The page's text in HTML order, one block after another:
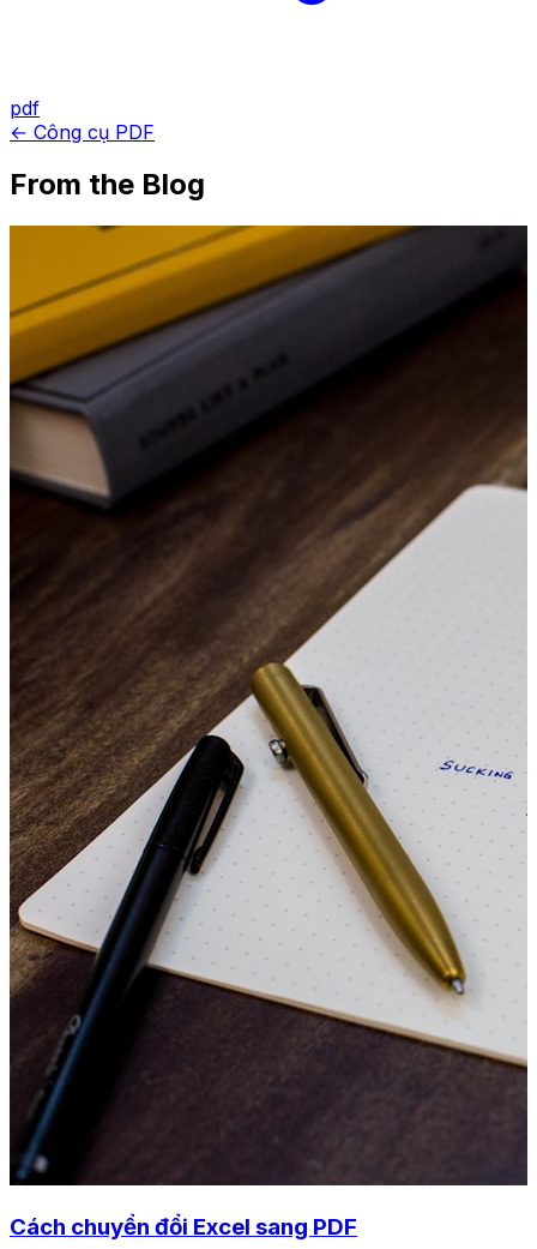
pdf
← Công cụ PDF
From the Blog
Cách chuyển đổi Excel sang PDF